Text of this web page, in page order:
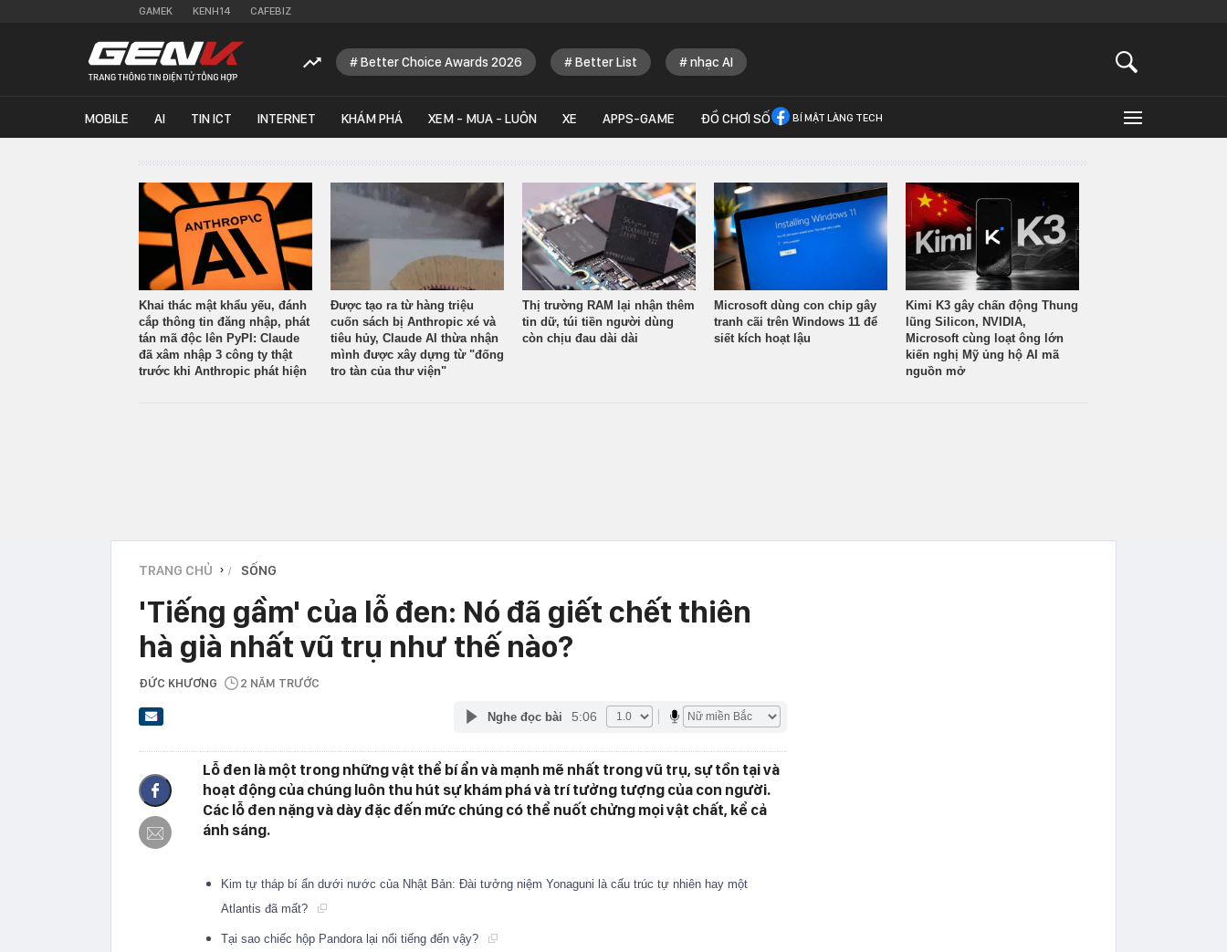
GAMEK KENH14 CAFEBIZ
Better Choice Awards 2026 Better List nhạc AI
MOBILE AI TIN ICT INTERNET KHÁM PHÁ XEM - MUA - LUÔN XE APPS-GAME ĐỒ CHƠI SỐ BÍ MẬT LÀNG TECH
Khai thác mật khẩu yếu, đánh
cắp thông tin đăng nhập, phát
tán mã độc lên PyPI: Claude
đã xâm nhập 3 công ty thật
trước khi Anthropic phát hiện
Được tạo ra từ hàng triệu
cuốn sách bị Anthropic xé và
tiêu hủy, Claude AI thừa nhận
mình được xây dựng từ "đống
tro tàn của thư viện"
Thị trường RAM lại nhận thêm
tin dữ, túi tiền người dùng
còn chịu đau dài dài
Microsoft dùng con chip gây
tranh cãi trên Windows 11 để
siết kích hoạt lậu
Kimi K3 gây chấn động Thung
lũng Silicon, NVIDIA,
Microsoft cùng loạt ông lớn
kiến nghị Mỹ ủng hộ AI mã
nguồn mở
TRANG CHỦ › SỐNG
'Tiếng gầm' của lỗ đen: Nó đã giết chết thiên
hà già nhất vũ trụ như thế nào?
ĐỨC KHƯƠNG 2 NĂM TRƯỚC
Nghe đọc bài 5:06
Lỗ đen là một trong những vật thể bí ẩn và mạnh mẽ nhất trong vũ trụ, sự tồn tại và
hoạt động của chúng luôn thu hút sự khám phá và trí tưởng tượng của con người.
Các lỗ đen nặng và dày đặc đến mức chúng có thể nuốt chửng mọi vật chất, kể cả
ánh sáng.
Kim tự tháp bí ẩn dưới nước của Nhật Bản: Đài tưởng niệm Yonaguni là cấu trúc tự nhiên hay một
Atlantis đã mất?
Tại sao chiếc hộp Pandora lại nổi tiếng đến vậy?